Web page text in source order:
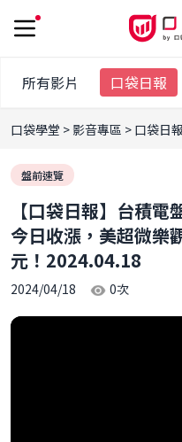
所有影片 口袋日報
口袋學堂 影音專區 口袋日報
盤前速覽
【口袋日報】台積
今日收漲，美超微樂
元！2024.04.18
2024/04/18 0次